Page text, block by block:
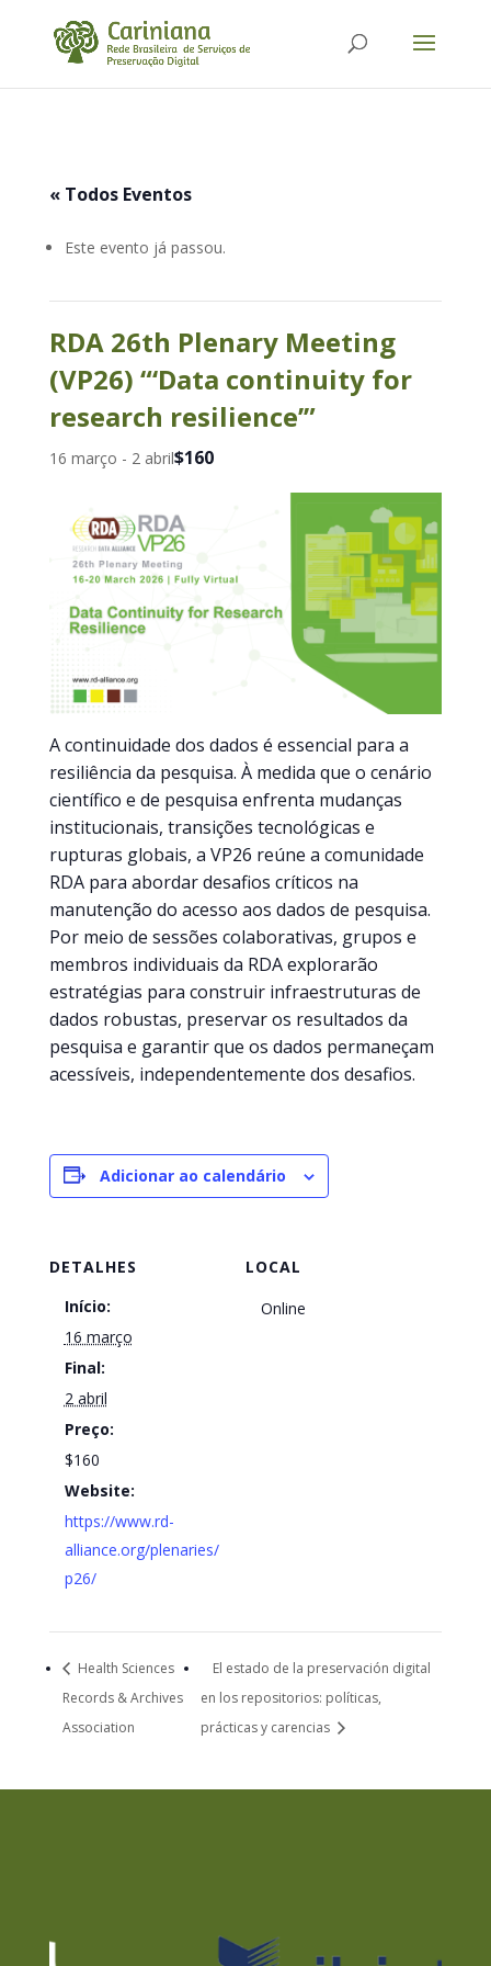
« Todos Eventos
Este evento já passou.
RDA 26th Plenary Meeting
(VP26) “‘Data continuity for
research resilience’”
16 março - 2 abril$160
A continuidade dos dados é essencial para a
resiliência da pesquisa. À medida que o cenário
científico e de pesquisa enfrenta mudanças
institucionais, transições tecnológicas e
rupturas globais, a VP26 reúne a comunidade
RDA para abordar desafios críticos na
manutenção do acesso aos dados de pesquisa.
Por meio de sessões colaborativas, grupos e
membros individuais da RDA explorarão
estratégias para construir infraestruturas de
dados robustas, preservar os resultados da
pesquisa e garantir que os dados permaneçam
acessíveis, independentemente dos desafios.
Adicionar ao calendário
DETALHES
Início:
16 março
Final:
2 abril
Preço:
$160
Website:
https://www.rd-
alliance.org/plenaries/
p26/
LOCAL
Online
Health Sciences
Records & Archives
Association
El estado de la preservación digital
en los repositorios: políticas,
prácticas y carencias